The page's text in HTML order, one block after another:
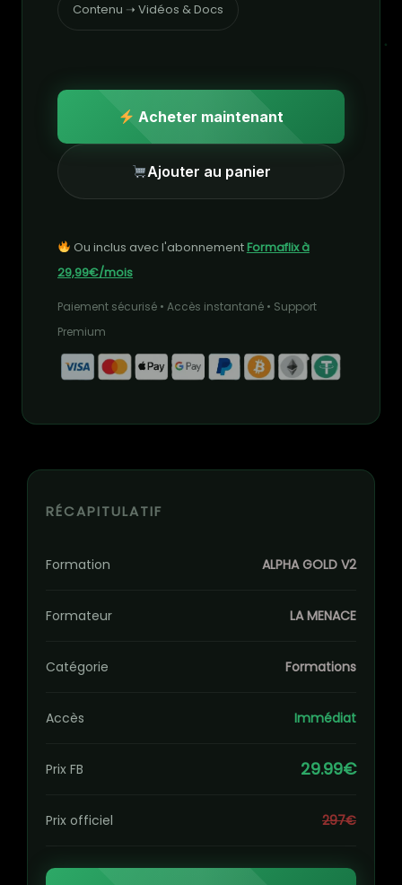
Contenu ➝ Vidéos & Docs
Acheter maintenant
Ajouter au panier
Ou inclus avec l'abonnementFormaflix à
29,99€/mois
Paiement sécurisé • Accès instantané • Support
Premium
RÉCAPITULATIF
Formation ALPHA GOLD V2
Formateur LA MENACE
Catégorie Formations
Accès Immédiat
Prix FB 29.99€
Prix officiel 297€